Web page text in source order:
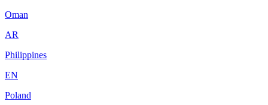
Oman
AR
Philippines
EN
Poland